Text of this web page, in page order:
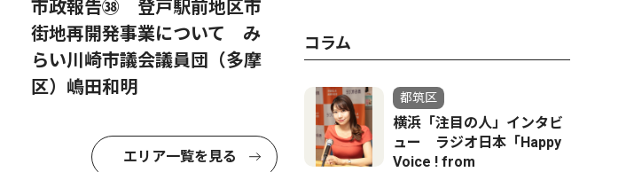
市政報告㊳ 登戸駅前地区市
街地再開発事業について み
らい川崎市議会議員団（多摩
区）嶋田和明
エリア一覧を見る
コラム
都筑区
横浜「注目の人」インタビ
ュー ラジオ日本「Happy
Voice ! from